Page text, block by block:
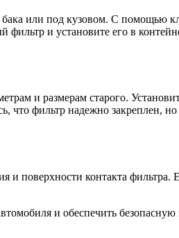
или под кузовом. С помощью
фильтр и установите его в
и размерам старого.
что фильтр надежно закреплен, но
и поверхности контакта фильтра.
и обеспечить